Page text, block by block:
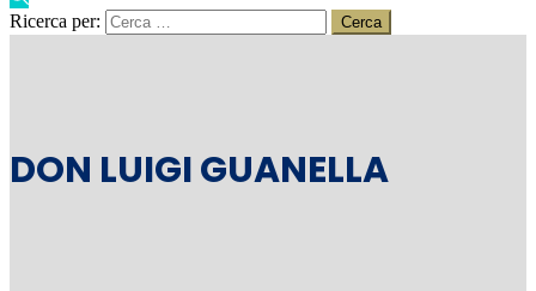
Ricerca per:
DON LUIGI GUANELLA